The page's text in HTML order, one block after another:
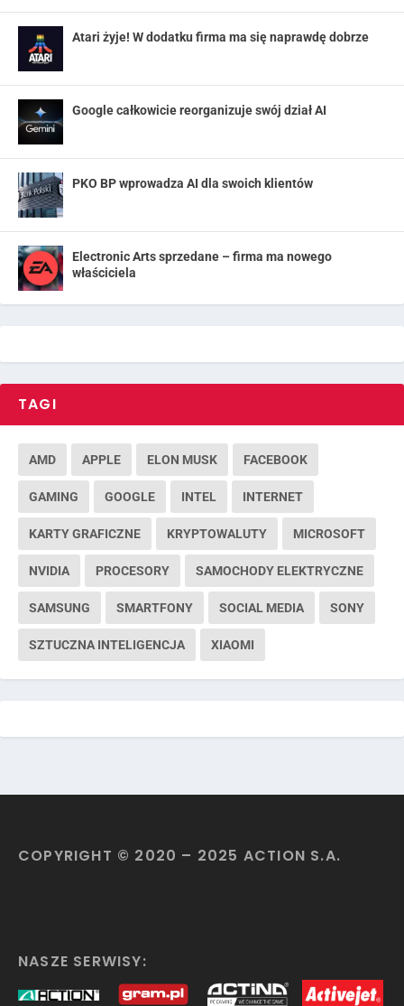
Atari żyje! W dodatku firma ma się naprawdę dobrze
Google całkowicie reorganizuje swój dział AI
PKO BP wprowadza AI dla swoich klientów
Electronic Arts sprzedane – firma ma nowego
właściciela
TAGI
AMD APPLE ELON MUSK FACEBOOK
GAMING GOOGLE INTEL INTERNET
KARTY GRAFICZNE KRYPTOWALUTY MICROSOFT
NVIDIA PROCESORY SAMOCHODY ELEKTRYCZNE
SAMSUNG SMARTFONY SOCIAL MEDIA SONY
SZTUCZNA INTELIGENCJA XIAOMI
COPYRIGHT © 2020 – 2025 ACTION S.A.
NASZE SERWISY: